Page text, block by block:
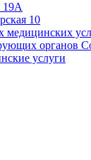
19А
10
медицинских
органов
услуги